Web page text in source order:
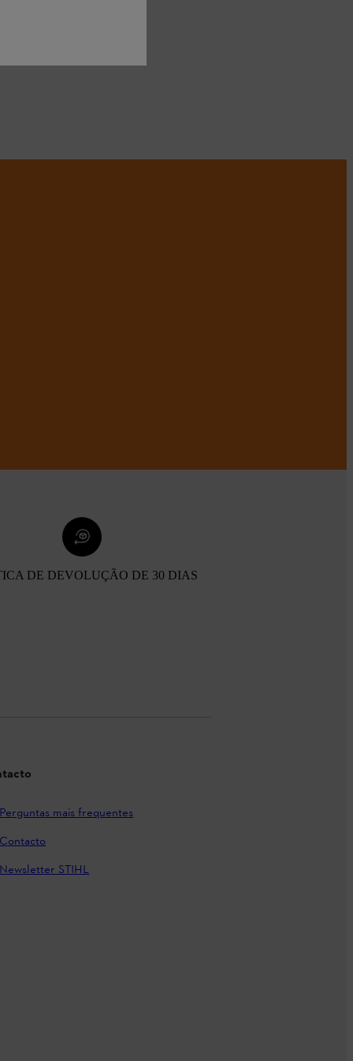
DE DEVOLUÇÃO DE 30 DIAS
Perguntas mais frequentes
Contacto
Newsletter STIHL